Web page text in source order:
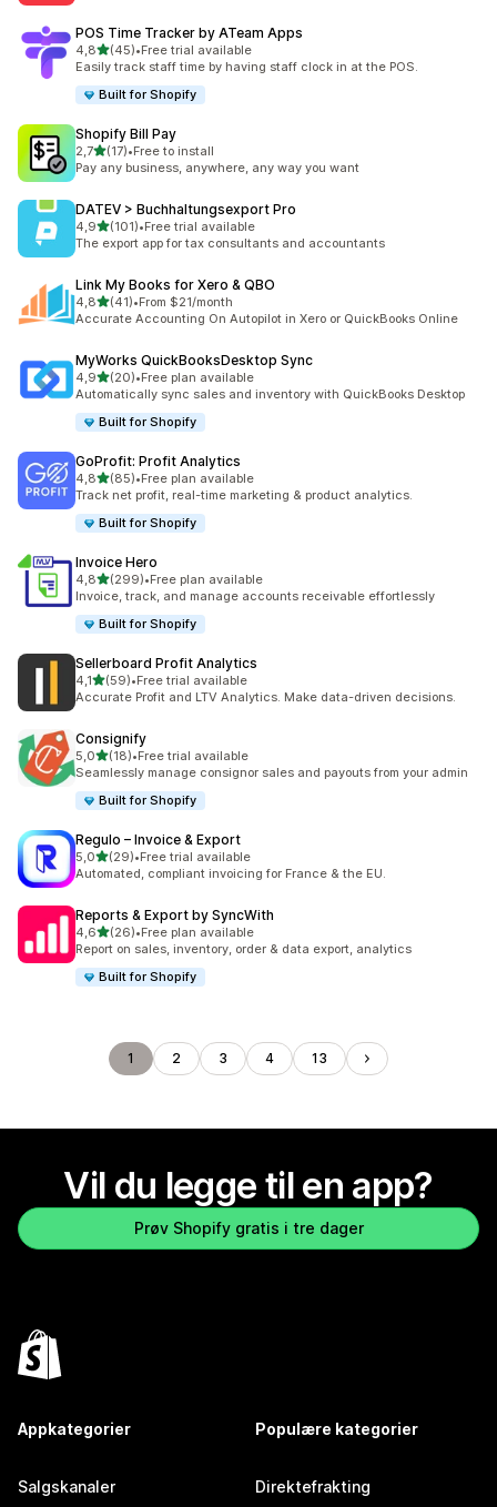
POS Time Tracker by ATeam Apps
4,8av 5 stjerner
(45)
Totalt 45 omtaler
•Free trial available
Easily track staff time by having staff clock in at the POS.
Built for Shopify
Shopify Bill Pay
2,7av 5 stjerner
(17)
Totalt 17 omtaler
•Free to install
Pay any business, anywhere, any way you want
DATEV > Buchhaltungsexport Pro
4,9av 5 stjerner
(101)
Totalt 101 omtaler
•Free trial available
The export app for tax consultants and accountants
Link My Books for Xero & QBO
4,8av 5 stjerner
(41)
Totalt 41 omtaler
•From $21/month
Accurate Accounting On Autopilot in Xero or QuickBooks Online
MyWorks QuickBooksDesktop Sync
4,9av 5 stjerner
(20)
Totalt 20 omtaler
•Free plan available
Automatically sync sales and inventory with QuickBooks Desktop
Built for Shopify
GoProfit: Profit Analytics
4,8av 5 stjerner
(85)
Totalt 85 omtaler
•Free plan available
Track net profit, real-time marketing & product analytics.
Built for Shopify
Invoice Hero
4,8av 5 stjerner
(299)
Totalt 299 omtaler
•Free plan available
Invoice, track, and manage accounts receivable effortlessly
Built for Shopify
Sellerboard Profit Analytics
4,1av 5 stjerner
(59)
Totalt 59 omtaler
•Free trial available
Accurate Profit and LTV Analytics. Make data-driven decisions.
Consignify
5,0av 5 stjerner
(18)
Totalt 18 omtaler
•Free trial available
Seamlessly manage consignor sales and payouts from your admin
Built for Shopify
Regulo – Invoice & Export
5,0av 5 stjerner
(29)
Totalt 29 omtaler
•Free trial available
Automated, compliant invoicing for France & the EU.
Reports & Export by SyncWith
4,6av 5 stjerner
(26)
Totalt 26 omtaler
•Free plan available
Report on sales, inventory, order & data export, analytics
Built for Shopify
1 2 3 4 13
Vil du legge til en app?
Prøv Shopify gratis i tre dager
Appkategorier
Salgskanaler
Populære kategorier
Direktefrakting